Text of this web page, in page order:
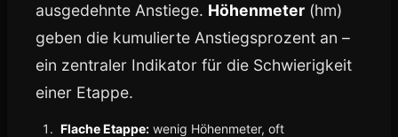
ausgedehnte Anstiege. Höhenmeter (hm)
geben die kumulierte Anstiegsprozent an –
ein zentraler Indikator für die Schwierigkeit
einer Etappe.
Flache Etappe: wenig Höhenmeter, oft